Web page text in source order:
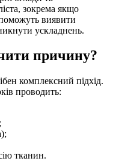
зокрема якщо
виявити
ускладнень.
причину?
комплексний підхід.
проводить:
тканин.